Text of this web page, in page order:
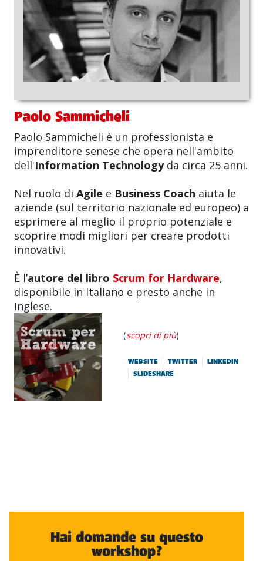
Paolo Sammicheli
Paolo Sammicheli è un professionista e
imprenditore senese che opera nell'ambito
dell'Information Technologyda circa 25 anni.
Nel ruolo di Agile e Business Coach aiuta le
aziende (sul territorio nazionale ed europeo) a
esprimere al meglio il proprio potenziale e
scoprire modi migliori per creare prodotti
innovativi.
È l’autore del libro Scrum for Hardware,
disponibile in Italiano e presto anche in
Inglese.
(scopri di più)
WEBSITE TWITTER
LINKEDIN
SLIDESHARE
Hai domande su questo
workshop?